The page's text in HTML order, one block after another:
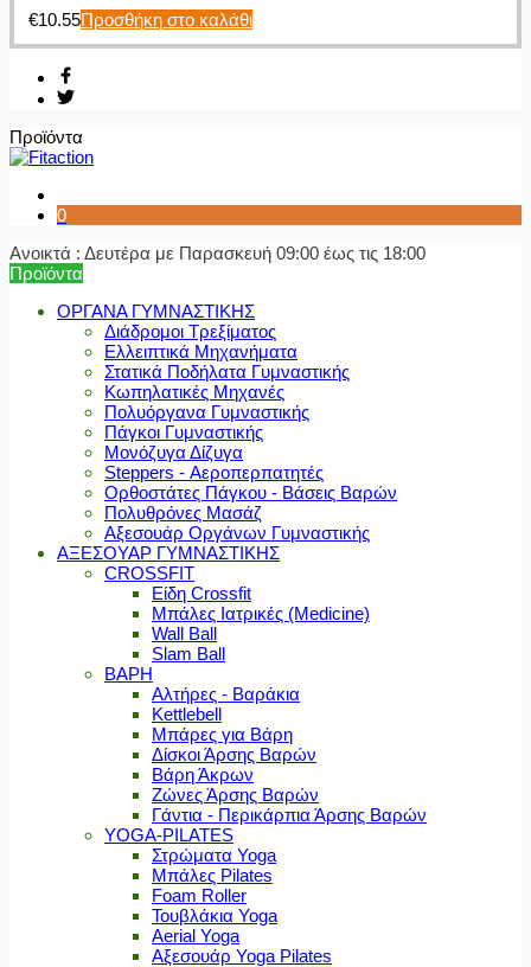
€10.55Προσθήκη στο καλάθι
Προϊόντα
0
Ανοικτά : Δευτέρα με Παρασκευή 09:00 έως τις 18:00
Προϊόντα
ΟΡΓΑΝΑ ΓΥΜΝΑΣΤΙΚΗΣ
Διάδρομοι Τρεξίματος
Ελλειπτικά Μηχανήματα
Στατικά Ποδήλατα Γυμναστικής
Κωπηλατικές Μηχανές
Πολυόργανα Γυμναστικής
Πάγκοι Γυμναστικής
Μονόζυγα Δίζυγα
Steppers - Αεροπερπατητές
Ορθοστάτες Πάγκου - Βάσεις Βαρών
Πολυθρόνες Μασάζ
Αξεσουάρ Οργάνων Γυμναστικής
ΑΞΕΣΟΥΑΡ ΓΥΜΝΑΣΤΙΚΗΣ
CROSSFIT
Είδη Crossfit
Μπάλες Ιατρικές (Medicine)
Wall Ball
Slam Ball
ΒΑΡΗ
Αλτήρες - Βαράκια
Kettlebell
Μπάρες για Βάρη
Δίσκοι Άρσης Βαρών
Βάρη Άκρων
Ζώνες Άρσης Βαρών
Γάντια - Περικάρπια Άρσης Βαρών
YOGA-PILATES
Στρώματα Yoga
Μπάλες Pilates
Foam Roller
Τουβλάκια Yoga
Aerial Yoga
Αξεσουάρ Yoga Pilates